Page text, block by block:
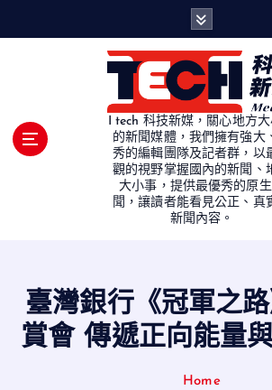
I tech 科技新媒，關心地方
的新聞媒體，我們擁有強大
秀的編輯團隊及記者群，以
觀的視野掌握國內的新聞、
大小事，提供最優秀的原
聞，讓讀者能看見公正、真
新聞內容。
臺灣銀行《冠軍之
賞會 傳遞正向能量
Home